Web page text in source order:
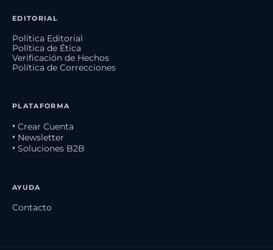
EDITORIAL
Política Editorial
Política de Ética
Verificación de Hechos
Política de Correcciones
PLATAFORMA
• Crear Cuenta
• Newsletter
• Soluciones B2B
AYUDA
Contacto